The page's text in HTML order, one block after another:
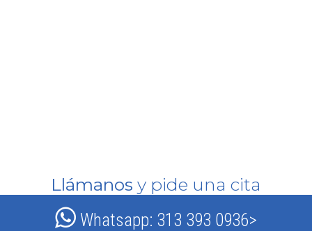
Llámanos y pide una cita
Whatsapp: 313 393 0936>